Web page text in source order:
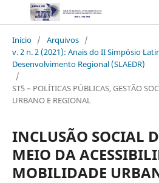
Início / Arquivos /
v. 2 n. 2 (2021): Anais do II Simpósio
Desenvolvimento Regional (SLAEDR)
/
ST5 – POLÍTICAS PÚBLICAS, GESTÃO
URBANO E REGIONAL
INCLUSÃO SOCIAL
MEIO DA
MOBILIDADE